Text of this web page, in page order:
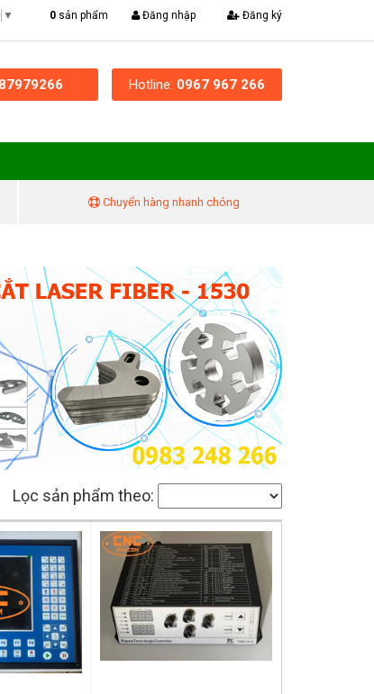
▼ 0 sản phẩm Đăng nhập Đăng ký
Hotline: 0967 967 266
Chuyển hàng nhanh chóng
Lọc sản phẩm theo: